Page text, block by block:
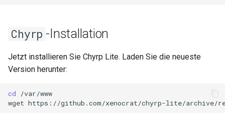
Chyrp -Installation
Jetzt installieren Sie Chyrp Lite. Laden Sie die neueste
Version herunter:
cd
/var/www
wget